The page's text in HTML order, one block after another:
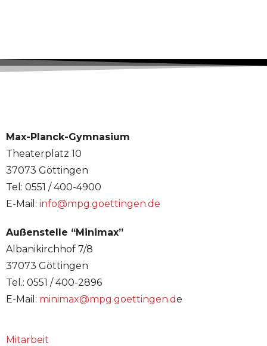
Max-Planck-Gymnasium
Theaterplatz 10
37073 Göttingen
Tel: 0551 / 400-4900
E-Mail: info@mpg.goettingen.de
Außenstelle “Minimax”
Albanikirchhof 7/8
37073 Göttingen
Tel.: 0551 / 400-2896
E-Mail: minimax@mpg.goettingen.de
Mitarbeit